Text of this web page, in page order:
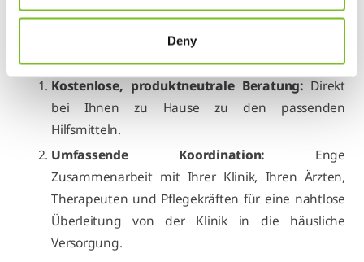
Deny
Einfühlungsvermögen.
Wir bieten Ihnen einen umfassenden Service:
Kostenlose, produktneutrale Beratung:Direkt
bei Ihnen zu Hause zu den passenden
Hilfsmitteln.
Umfassende Koordination: Enge
Zusammenarbeit mit Ihrer Klinik, Ihren Ärzten,
Therapeuten und Pflegekräften für eine nahtlose
Überleitung von der Klinik in die häusliche
Versorgung.